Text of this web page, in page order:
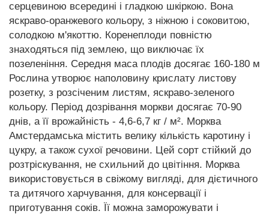
серцевиною всередині і гладкою шкіркою. Вона
яскраво-оранжевого кольору, з ніжною і соковитою,
солодкою м'якоттю. Коренеплоди повністю
знаходяться під землею, що виключає їх
позеленіння. Середня маса плодів досягає 160-180 м
Рослина утворює наполовину крислату листову
розетку, з розсіченим листям, яскраво-зеленого
кольору. Період дозрівання моркви досягає 70-90
днів, а її врожайність - 4,6-6,7 кг / м². Морква
Амстердамська містить велику кількість каротину і
цукру, а також сухої речовини. Цей сорт стійкий до
розтріскування, не схильний до цвітіння. Морква
використовується в свіжому вигляді, для дієтичного
та дитячого харчування, для консервації і
приготування соків. Її можна заморожувати і